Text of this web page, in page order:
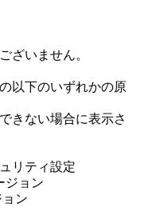
ざいません。
以下のいずれかの原
きない場合に表示さ
リティ設定
ジョン
ョン